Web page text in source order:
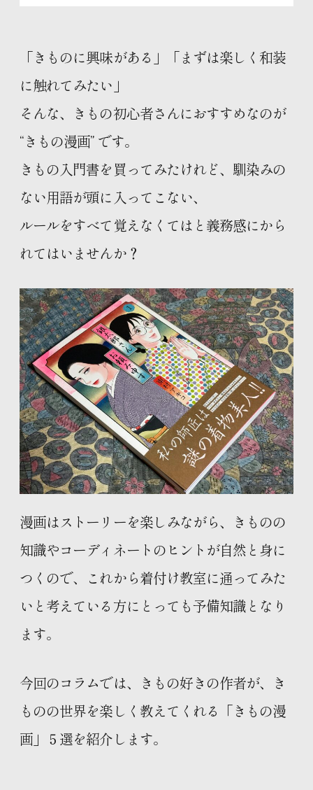
資料請求はこちら
きものをまとう、私の日常。
知るほど広がる きものの魅力
お知らせ
プライバシーポリシー
サイトマップ
お問い合わせ
「きものに興味がある」「まずは楽しく和装
に触れてみたい」
そんな、きもの初心者さんにおすすめなのが
“きもの漫画” です。
きもの入門書を買ってみたけれど、馴染みの
ない用語が頭に入ってこない、
ルールをすべて覚えなくてはと義務感にから
れてはいませんか？
漫画はストーリーを楽しみながら、きものの
知識やコーディネートのヒントが自然と身に
つくので、これから着付け教室に通ってみた
いと考えている方にとっても予備知識となり
ます。
今回のコラムでは、きもの好きの作者が、き
ものの世界を楽しく教えてくれる「きもの漫
画」５選を紹介します。